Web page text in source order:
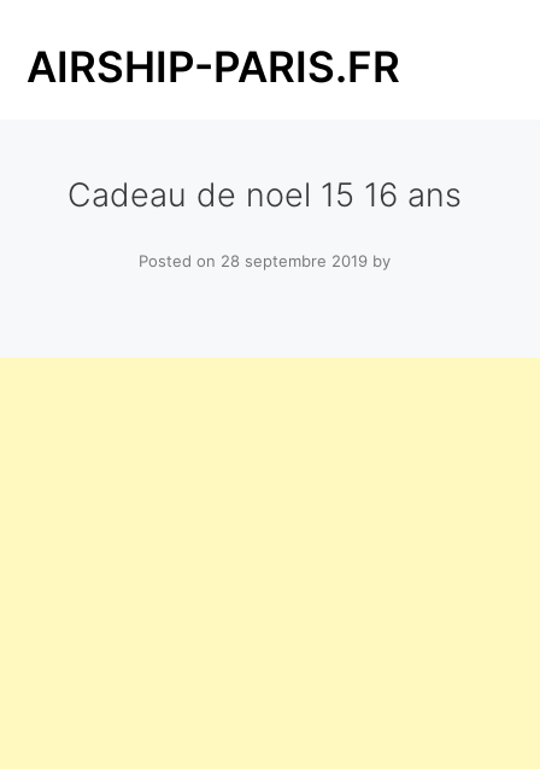
content
AIRSHIP-PARIS.FR
Cadeau de noel 15 16 ans
Posted on 28 septembre 2019by